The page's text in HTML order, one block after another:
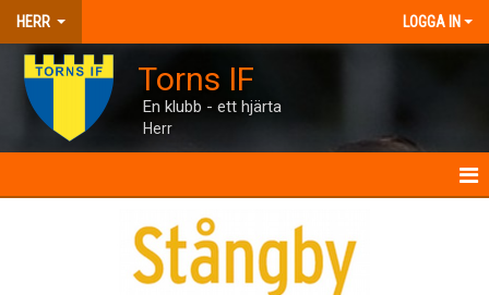
HERR LOGGA IN
Torns IF
En klubb - ett hjärta
Herr